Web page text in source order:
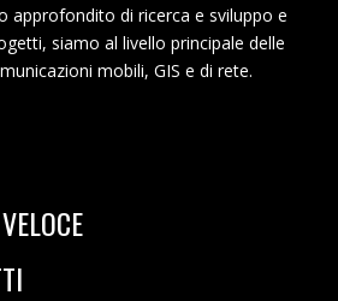
approfondito di ricerca e sviluppo e
siamo al livello principale delle
mobili, GIS e di rete.